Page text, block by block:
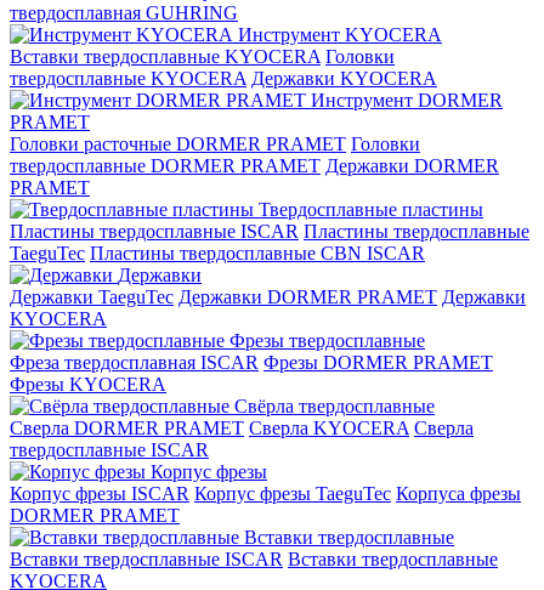
твердосплавная GUHRING
Инструмент KYOCERA
Вставки твердосплавные KYOCERA Головки
твердосплавные KYOCERA Державки KYOCERA
Инструмент DORMER
PRAMET
Головки расточные DORMER PRAMET Головки
твердосплавные DORMER PRAMET Державки DORMER
PRAMET
Твердосплавные пластины
Пластины твердосплавные ISCAR Пластины твердосплавные
TaeguTec Пластины твердосплавные CBN ISCAR
Державки
Державки TaeguTec Державки DORMER PRAMET Державки
KYOCERA
Фрезы твердосплавные
Фреза твердосплавная ISCAR Фрезы DORMER PRAMET
Фрезы KYOCERA
Свёрла твердосплавные
Сверла DORMER PRAMET Сверла KYOCERA Сверла
твердосплавные ISCAR
Корпус фрезы
Корпус фрезы ISCAR Корпус фрезы TaeguTec Корпуса фрезы
DORMER PRAMET
Вставки твердосплавные
Вставки твердосплавные ISCAR Вставки твердосплавные
KYOCERA